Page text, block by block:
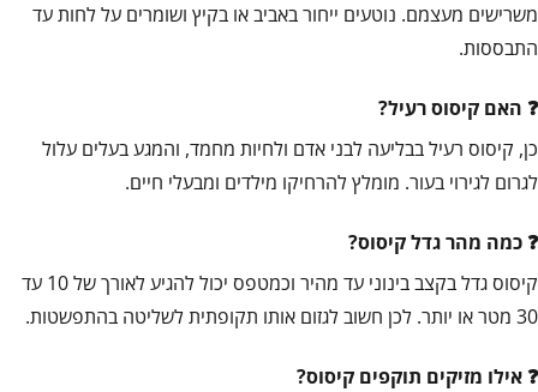
משרישים מעצמם. נוטעים ייחור באביב או בקיץ ושומרים על לחות עד
התבססות.
האם קיסוס רעיל?
כן, קיסוס רעיל בבליעה לבני אדם ולחיות מחמד, והמגע בעלים עלול
לגרום לגירוי בעור. מומלץ להרחיקו מילדים ומבעלי חיים.
כמה מהר גדל קיסוס?
קיסוס גדל בקצב בינוני עד מהיר וכמטפס יכול להגיע לאורך של 10 עד
30 מטר או יותר. לכן חשוב לגזום אותו תקופתית לשליטה בהתפשטות.
אילו מזיקים תוקפים קיסוס?